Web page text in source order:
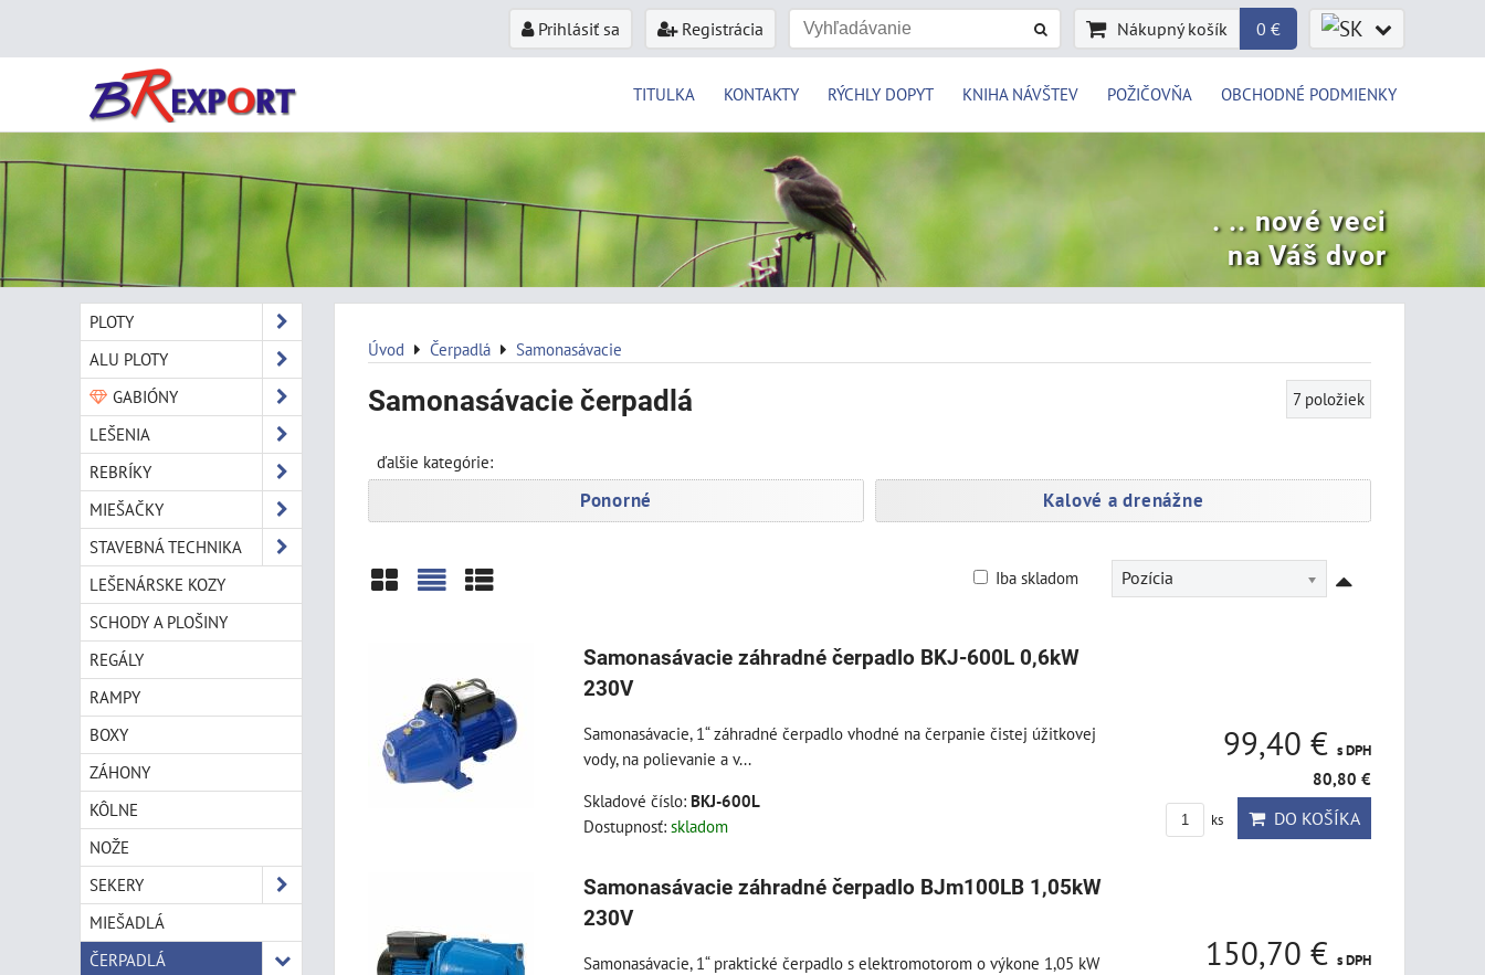
Prihlásiť sa Registrácia Nákupný košík 0 €
TITULKA KONTAKTY RÝCHLY DOPYT KNIHA NÁVŠTEV POŽIČOVŇA OBCHODNÉ PODMIENKY
. .. nové veci
na Váš dvor
Úvod Čerpadlá Samonasávacie
Samonasávacie čerpadlá 7 položiek
ďalšie kategórie:
Ponorné Kalové a drenážne
Pozícia
Iba skladom
Samonasávacie záhradné čerpadlo BKJ-600L 0,6kW
230V
Samonasávacie, 1“ záhradné čerpadlo vhodné na čerpanie čistej úžitkovej
vody, na polievanie a v...
Skladové číslo: BKJ-600L
Dostupnosť: skladom
99,40 € s DPH
80,80 €
ks DO KOŠÍKA
Samonasávacie záhradné čerpadlo BJm100LB 1,05kW
230V
Samonasávacie, 1“ praktické čerpadlo s elektromotorom o výkone 1,05 kW
150,70 € s DPH
PLOTY
ALU PLOTY
GABIÓNY
LEŠENIA
REBRÍKY
MIEŠAČKY
STAVEBNÁ TECHNIKA
LEŠENÁRSKE KOZY
SCHODY A PLOŠINY
REGÁLY
RAMPY
BOXY
ZÁHONY
KÔLNE
NOŽE
SEKERY
MIEŠADLÁ
ČERPADLÁ